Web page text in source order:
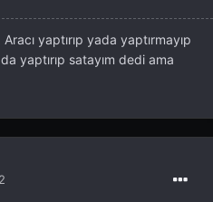
yaptırıp yada yaptırmayıp
yaptırıp satayım dedi ama